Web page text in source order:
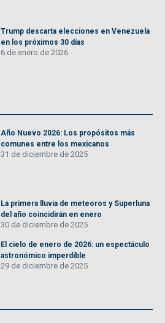
Trump descarta elecciones en Venezuela
en los próximos 30 días
6 de enero de 2026
Año Nuevo 2026: Los propósitos más
comunes entre los mexicanos
31 de diciembre de 2025
La primera lluvia de meteoros y Superluna
del año coincidirán en enero
30 de diciembre de 2025
El cielo de enero de 2026: un espectáculo
astronómico imperdible
29 de diciembre de 2025